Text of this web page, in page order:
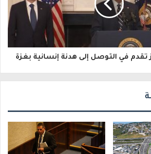
تقدم في التوصل إلى هدنة إنسانية بغزة